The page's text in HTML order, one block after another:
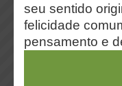
seu sentido
felicidade
pensamento e